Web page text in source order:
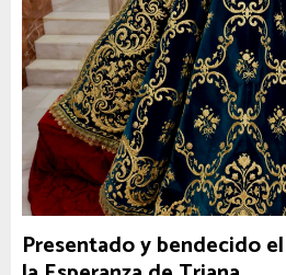
Presentado y bendecido